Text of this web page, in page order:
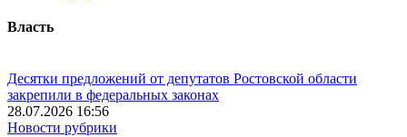
Власть
Десятки предложений от депутатов Ростовской области
закрепили в федеральных законах
28.07.2026 16:56
Новости рубрики